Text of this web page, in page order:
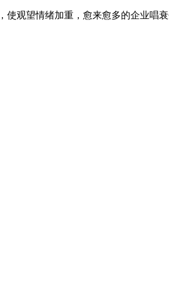
观望情绪加重，愈来愈多的企业唱